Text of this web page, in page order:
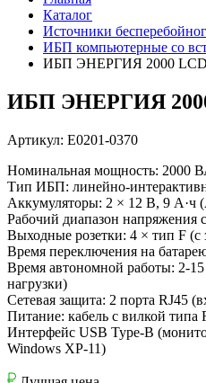
Каталог
Источники
ИБП компьютерные со
ИБП ЭНЕРГИЯ 2000
ИБП ЭНЕРГИЯ
Артикул: Е0201-0370
Номинальная мощность: 2000
Тип ИБП: линейно-
Аккумуляторы: 2 × 12 В, 9 А·ч
Рабочий диапазон напряжения
Выходные розетки: 4 × тип F (с
Время переключения на
Время автономной работы: 2-
нагрузки)
Сетевая защита: 2 порта RJ45
Питание: кабель с вилкой типа
Интерфейс USB Type-B
Windows XP-11)